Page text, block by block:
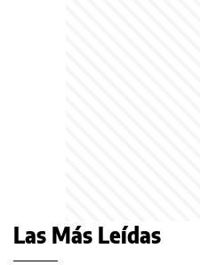
Las Más Leídas